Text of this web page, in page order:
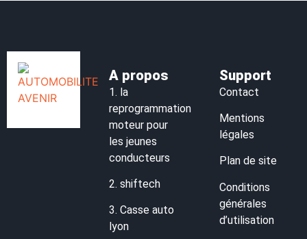
A propos
1. la
reprogrammation
moteur pour
les jeunes
conducteurs
2.shiftech
3.Casse auto
lyon
Support
Contact
Mentions
légales
Plan de site
Conditions
générales
d’utilisation